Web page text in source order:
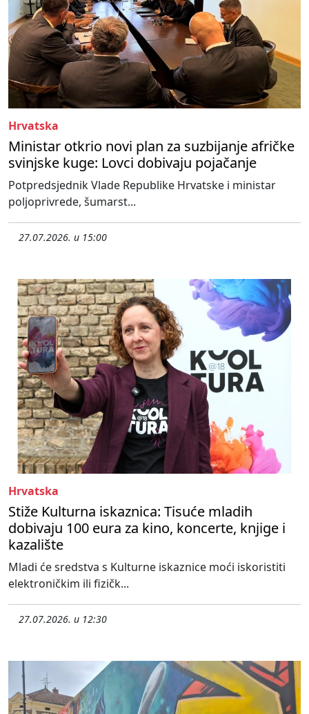
Hrvatska
Ministar otkrio novi plan za suzbijanje afričke
svinjske kuge: Lovci dobivaju pojačanje
Potpredsjednik Vlade Republike Hrvatske i ministar
poljoprivrede, šumarst...
27.07.2026. u 15:00
Hrvatska
Stiže Kulturna iskaznica: Tisuće mladih
dobivaju 100 eura za kino, koncerte, knjige i
kazalište
Mladi će sredstva s Kulturne iskaznice moći iskoristiti
elektroničkim ili fizičk...
27.07.2026. u 12:30